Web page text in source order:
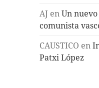
AJ enUn
comunista
CAUSTICO en
Patxi López